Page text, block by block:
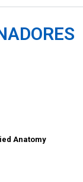
Anatomy